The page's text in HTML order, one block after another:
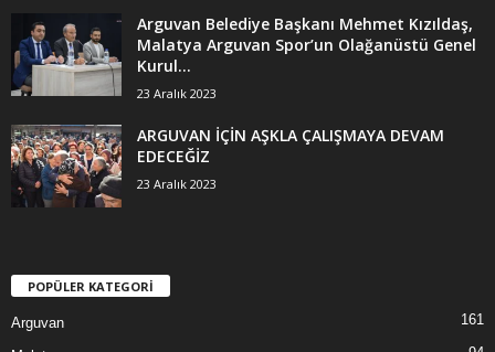
Arguvan Belediye Başkanı Mehmet Kızıldaş,
Malatya Arguvan Spor’un Olağanüstü Genel
Kurul...
23 Aralık 2023
ARGUVAN İÇİN AŞKLA ÇALIŞMAYA DEVAM
EDECEĞİZ
23 Aralık 2023
POPÜLER KATEGORİ
Arguvan 161